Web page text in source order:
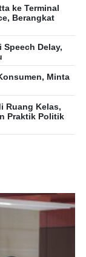
ke Terminal
Berangkat
Speech Delay,
Minta
Ruang Kelas,
Praktik Politik